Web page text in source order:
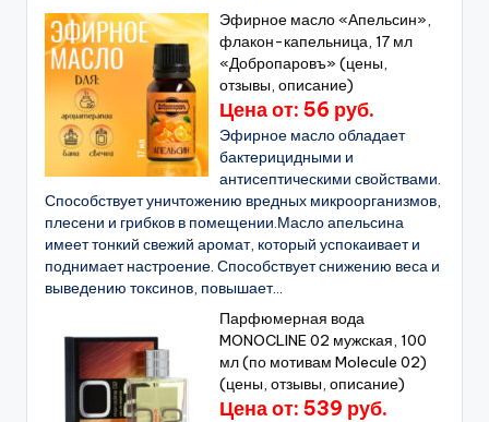
Эфирное масло «Апельсин»,
флакон-капельница, 17 мл
«Добропаровъ» (цены,
отзывы, описание)
Цена от: 56 руб.
Эфирное масло обладает
бактерицидными и
антисептическими свойствами.
Способствует уничтожению вредных микроорганизмов,
плесени и грибков в помещении.Масло апельсина
имеет тонкий свежий аромат, который успокаивает и
поднимает настроение. Способствует снижению веса и
выведению токсинов, повышает...
Парфюмерная вода
MONOCLINE 02 мужская, 100
мл (по мотивам Molecule 02)
(цены, отзывы, описание)
Цена от: 539 руб.